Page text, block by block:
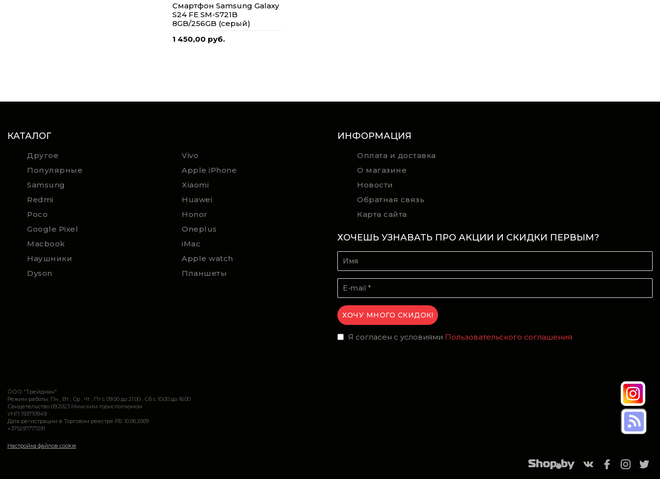
Смартфон Samsung Galaxy
S24 FE SM-S721B
8GB/256GB (серый)
1 450,00 руб.
КАТАЛОГ
Другое
Vivo
Популярные
Apple iPhone
Samsung
Xiaomi
Redmi
Huawei
Poco
Honor
Google Pixel
Oneplus
Macbook
iMac
Наушники
Apple watch
Dyson
Планшеты
ИНФОРМАЦИЯ
Оплата и доставка
О магазине
Новости
Обратная связь
Карта сайта
ХОЧЕШЬ УЗНАВАТЬ ПРО АКЦИИ И СКИДКИ ПЕРВЫМ?
Я согласен с условиями Пользовательского соглашения
ООО "Трейдман"
Режим работы: Пн , Вт , Ср , Чт , Пт c 09:00 до 21:00 ; Сб c 10:00 до 16:00
Свидетельство 09.2023 Минским горисполкомом
УНП 193710949
Дата регистрации в Торговом реестре РБ: 10.06.2009
+375297777291
Настройка файлов cookie